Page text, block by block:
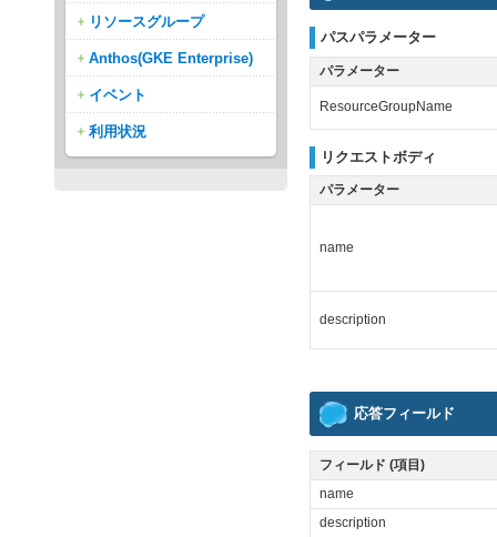
パスパラメーター
パラメーター
ResourceGroupName
リクエストボディ
パラメーター
name
description
応答フィールド
フィールド (項目)
name
description
リソースグループ
Anthos(GKE Enterprise)
イベント
利用状況